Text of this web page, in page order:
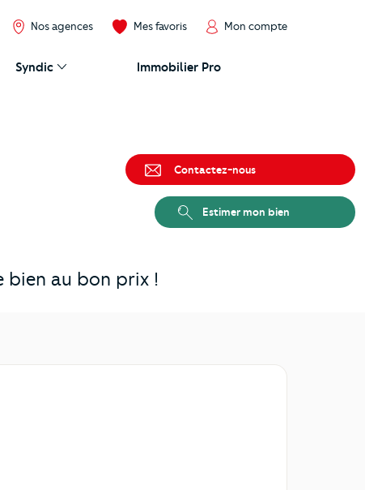
Nos agences Mes favoris Mon compte
Syndic Immobilier Pro
bien au bon prix !
Contactez-nous
Estimer mon bien